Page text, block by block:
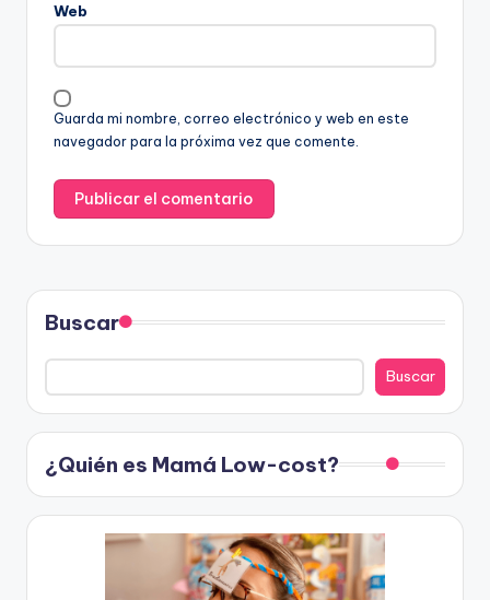
Web
Guarda mi nombre, correo electrónico y web en este
navegador para la próxima vez que comente.
Buscar
Buscar
¿Quién es Mamá Low-cost?